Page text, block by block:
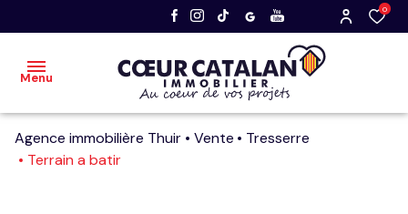
0
Menu
accueil
Agence immobilière Thuir Vente
Tresserre
Terrain a batir